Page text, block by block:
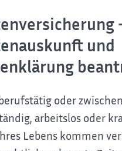
und
oder
arbeitslos oder
Lebens kommen